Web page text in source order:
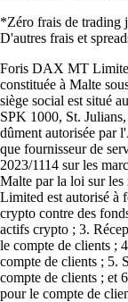
*Zéro frais de trading
D'autres frais et
Foris DAX MT
constituée à Malte
siège social est situé
SPK 1000, St.
dûment autorisée par
que fournisseur de
2023/1114 sur les
Malte par la loi sur
Limited est autorisé à
crypto contre des
actifs crypto ; 3.
le compte de clients ;
compte de clients ; 5.
compte de clients ; et
pour le compte de